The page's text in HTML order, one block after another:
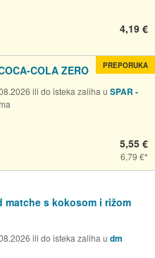
4,19 €
COLA ZERO
ili do isteka zaliha u SPAR -
5,55 €
6,79 €
PREPORUKA
matche s kokosom i rižom
ili do isteka zaliha u dm